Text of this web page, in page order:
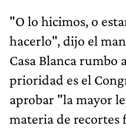
"O lo hicimos, o
hacerlo", dijo el
Casa Blanca rumbo
prioridad es el
aprobar "la mayor
materia de recortes